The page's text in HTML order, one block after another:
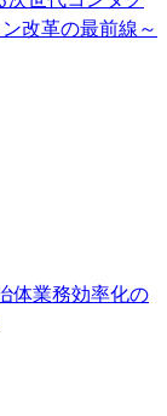
改革の最前線～
体業務効率化の